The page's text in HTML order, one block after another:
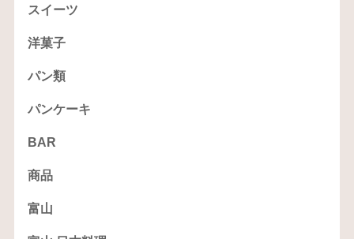
スイーツ
洋菓子
パン類
パンケーキ
BAR
商品
富山